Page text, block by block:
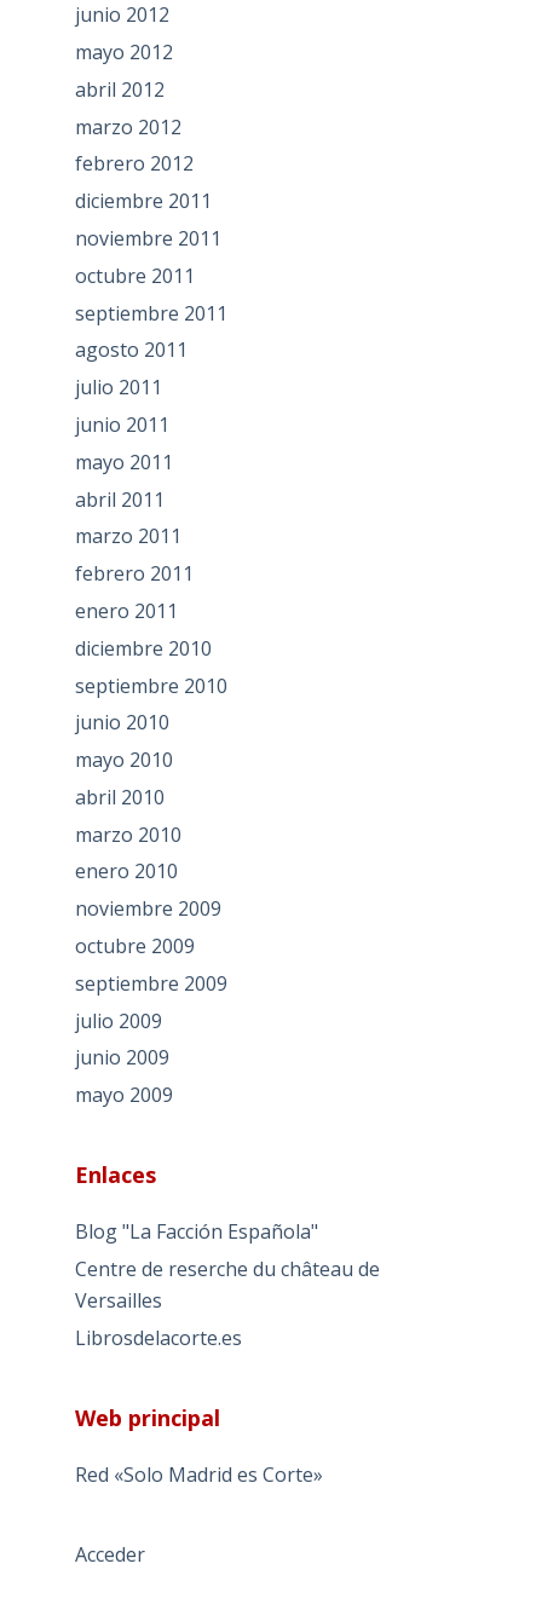
junio 2012
mayo 2012
abril 2012
marzo 2012
febrero 2012
diciembre 2011
noviembre 2011
octubre 2011
septiembre 2011
agosto 2011
julio 2011
junio 2011
mayo 2011
abril 2011
marzo 2011
febrero 2011
enero 2011
diciembre 2010
septiembre 2010
junio 2010
mayo 2010
abril 2010
marzo 2010
enero 2010
noviembre 2009
octubre 2009
septiembre 2009
julio 2009
junio 2009
mayo 2009
Enlaces
Blog "La Facción Española"
Centre de reserche du château de
Versailles
Librosdelacorte.es
Web principal
Red «Solo Madrid es Corte»
Acceder